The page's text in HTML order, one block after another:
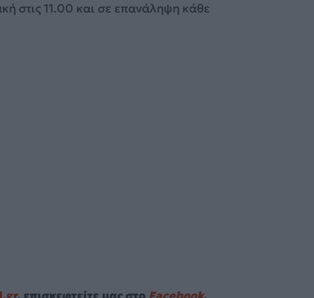
στις 11.00 και σε επανάληψη κάθε